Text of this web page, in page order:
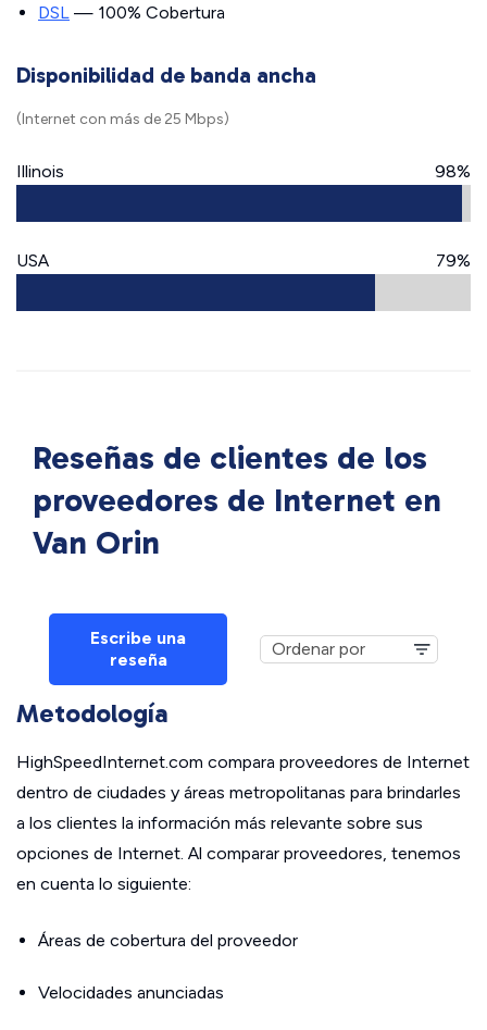
DSL — 100% Cobertura
Disponibilidad de banda ancha
(Internet con más de 25 Mbps)
Illinois 98%
USA 79%
Reseñas de clientes de los
proveedores de Internet en
Van Orin
Escribe una
reseña
Metodología
HighSpeedInternet.com compara proveedores de Internet
dentro de ciudades y áreas metropolitanas para brindarles
a los clientes la información más relevante sobre sus
opciones de Internet. Al comparar proveedores, tenemos
en cuenta lo siguiente:
Áreas de cobertura del proveedor
Velocidades anunciadas